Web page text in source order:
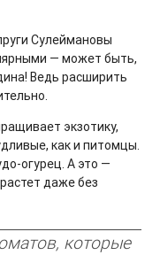
Сулеймановы
— может быть,
Ведь расширить
экзотику,
как и питомцы.
огурец. А это —
даже без
которые